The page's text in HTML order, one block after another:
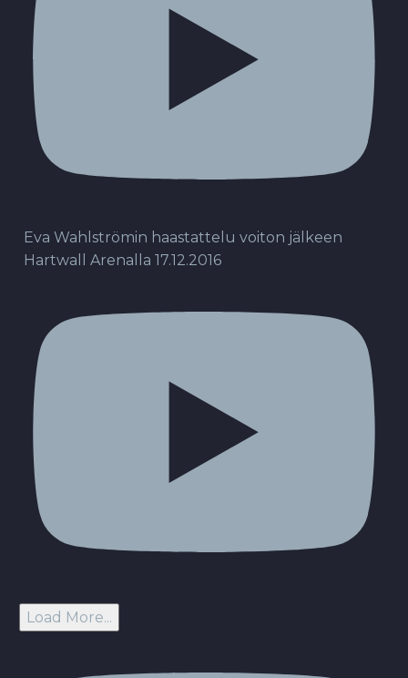
Eva Wahlströmin haastattelu voiton jälkeen
Hartwall Arenalla 17.12.2016
Load More...